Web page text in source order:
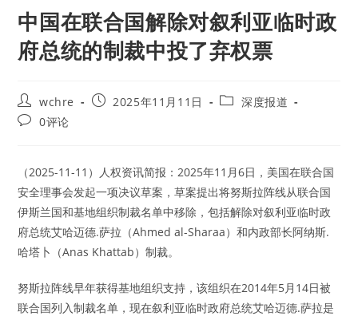
中国在联合国解除对叙利亚临时政
府总统的制裁中投了弃权票
Post
author:
wchre
Post2025年11月11日
Post深度报道
Post0评论
（2025-11-11）人权资讯简报：2025年11月6日，美国在联合国
安全理事会发起一项决议草案，草案提出将努斯拉阵线从联合国
伊斯兰国和基地组织制裁名单中移除，包括解除对叙利亚临时政
府总统艾哈迈德.萨拉（Ahmed al-Sharaa）和内政部长阿纳斯.
哈塔卜（Anas Khattab）制裁。
努斯拉阵线早年获得基地组织支持，该组织在2014年5月14日被
联合国列入制裁名单，现在叙利亚临时政府总统艾哈迈德.萨拉是